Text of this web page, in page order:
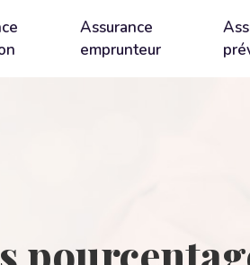
Assurance
emprunteur